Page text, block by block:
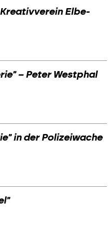
Kreativverein Elbe-
– Peter Westphal
in der Polizeiwache